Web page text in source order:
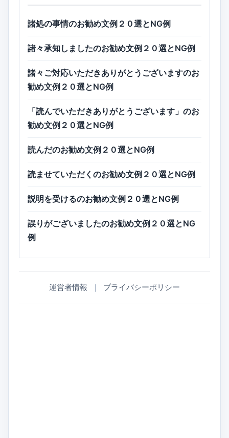
諸処の事情のお勧め文例２０選とNG例
諸々承知しましたのお勧め文例２０選とNG例
諸々ご対応いただきありがとうございますのお
勧め文例２０選とNG例
「読んでいただきありがとうございます」のお
勧め文例２０選とNG例
読んだのお勧め文例２０選とNG例
読ませていただくのお勧め文例２０選とNG例
説明を受けるのお勧め文例２０選とNG例
誤りがございましたのお勧め文例２０選とNG
例
運営者情報 ｜ プライバシーポリシー